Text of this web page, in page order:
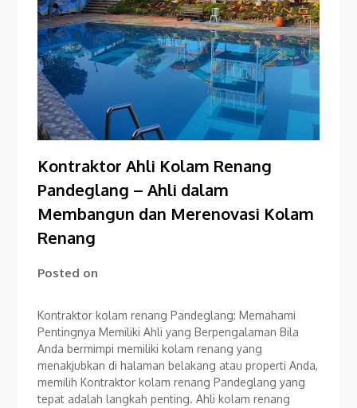
Kontraktor Ahli Kolam Renang
Pandeglang – Ahli dalam
Membangun dan Merenovasi Kolam
Renang
Posted on
Kontraktor kolam renang Pandeglang: Memahami
Pentingnya Memiliki Ahli yang Berpengalaman Bila
Anda bermimpi memiliki kolam renang yang
menakjubkan di halaman belakang atau properti Anda,
memilih Kontraktor kolam renang Pandeglang yang
tepat adalah langkah penting. Ahli kolam renang